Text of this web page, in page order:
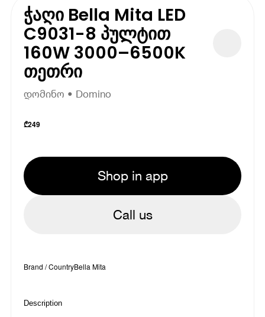
ჭაღი Bella Mita LED
C9031-8 პულტით
160W 3000–6500K
თეთრი
დომინო • Domino
₾249
Shop in app
Call us
Brand / CountryBella Mita
Description